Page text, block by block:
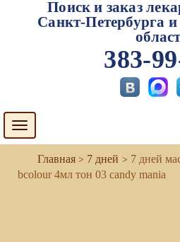
Поиск и заказ
Санкт-Петербурга
383-
Toggle
navigation
7 дней
7 дней
bcolour 4мл тон 03 candy mania